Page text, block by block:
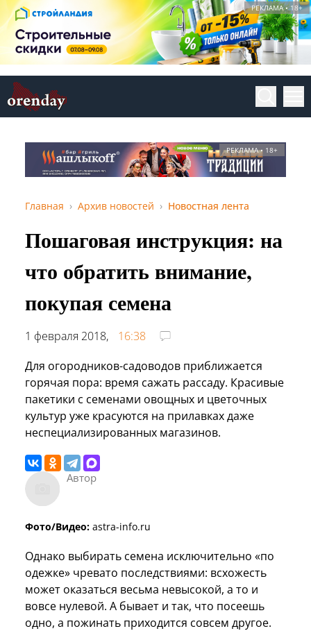
РЕКЛАМА • 18+
РЕКЛАМА • 18+
Главная Архив новостей Новостная лента
Пошаговая инструкция: на
что обратить внимание,
покупая семена
1 февраля 2018,
16:38
Для огородников-садоводов приближается
горячая пора: время сажать рассаду. Красивые
пакетики с семенами овощных и цветочных
культур уже красуются на прилавках даже
неспециализированных магазинов.
Автор
Фото/Видео: astra-info.ru
Однако выбирать семена исключительно «по
одежке» чревато последствиями: всхожесть
может оказаться весьма невысокой, а то и
вовсе нулевой. А бывает и так, что посеешь
одно, а пожинать приходится совсем другое.